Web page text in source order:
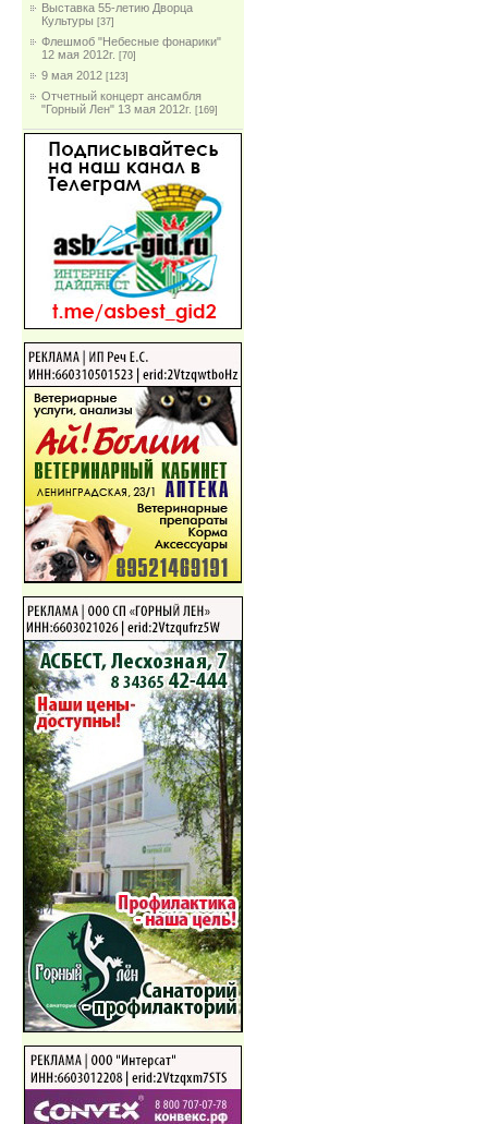
Выставка 55-летию Дворца
Культуры [37]
Флешмоб "Небесные фонарики"
12 мая 2012г. [70]
9 мая 2012 [123]
Отчетный концерт ансамбля
"Горный Лен" 13 мая 2012г. [169]